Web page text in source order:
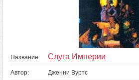
Название: Слуга Империи
Автор: Дженни Вуртс